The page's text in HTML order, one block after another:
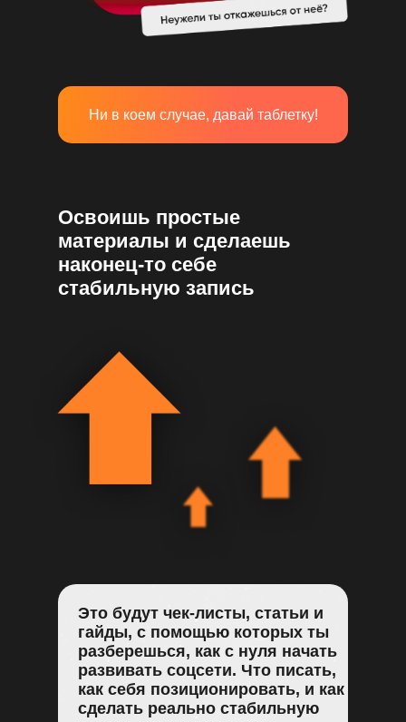
Ни в коем случае, давай таблетку!
Освоишь простые
материалы и сделаешь
наконец-то себе
стабильную запись
Это будут чек-листы, статьи и
гайды, с помощью которых ты
разберешься, как с нуля начать
развивать соцсети. Что писать,
как себя позиционировать, и как
сделать реально стабильную